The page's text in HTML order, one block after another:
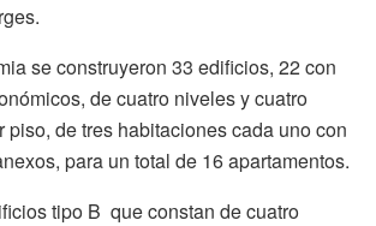
se construyeron 33 edificios, 22 con
de cuatro niveles y cuatro
piso, de tres habitaciones cada uno con
para un total de 16 apartamentos.
tipo B que constan de cuatro